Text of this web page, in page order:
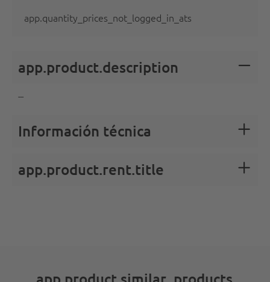
app.quantity_prices_not_logged_in_ats
app.product.description
---
Información técnica
app.product.rent.title